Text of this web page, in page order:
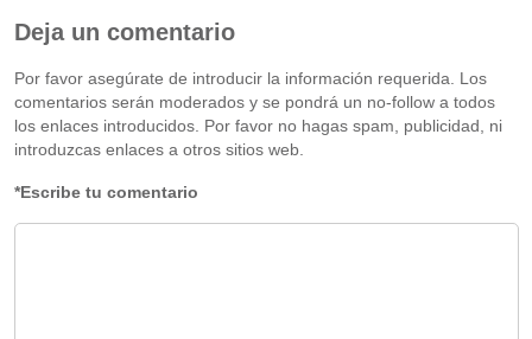
Deja un comentario
Por favor asegúrate de introducir la información requerida. Los
comentarios serán moderados y se pondrá un no-follow a todos
los enlaces introducidos. Por favor no hagas spam, publicidad, ni
introduzcas enlaces a otros sitios web.
*Escribe tu comentario